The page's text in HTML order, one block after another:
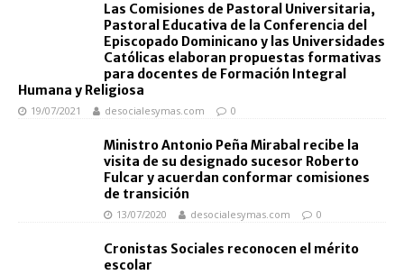
Las Comisiones de Pastoral Universitaria,
Pastoral Educativa de la Conferencia del
Episcopado Dominicano y las Universidades
Católicas elaboran propuestas formativas
para docentes de Formación Integral
Humana y Religiosa
19/07/2021 desocialesymas.com 0
Ministro Antonio Peña Mirabal recibe la
visita de su designado sucesor Roberto
Fulcar y acuerdan conformar comisiones
de transición
13/07/2020 desocialesymas.com 0
Cronistas Sociales reconocen el mérito
escolar